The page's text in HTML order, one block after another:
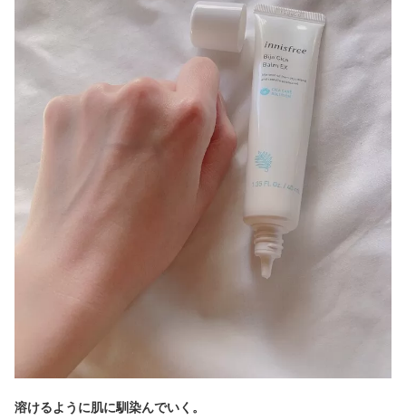
溶けるように肌に馴染んでいく。